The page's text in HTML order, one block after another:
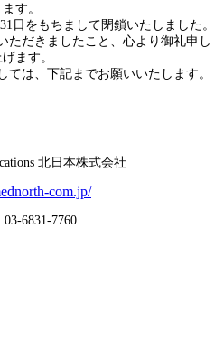
ます。
日をもちまして閉鎖いたしました。
ただきましたこと、心より御礼申し
げます。
は、下記までお願いいたします。
北日本株式会社
com.jp/
6831-7760